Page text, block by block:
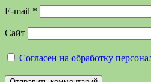
E-mail *
Сайт
Согласен на обработку